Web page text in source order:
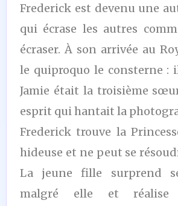
Frederick est devenu une
qui écrase les autres
écraser. À son arrivée au
le quiproquo le consterne :
Jamie était la troisième
esprit qui hantait la
Frederick trouve la
hideuse et ne peut se
La jeune fille surprend
malgré elle et réalise